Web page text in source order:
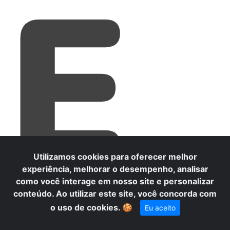
E
Utilizamos cookies para oferecer melhor
experiência, melhorar o desempenho, analisar
como você interage em nosso site e personalizar
conteúdo. Ao utilizar este site, você concorda com
o uso de cookies. 🍪 Eu aceito